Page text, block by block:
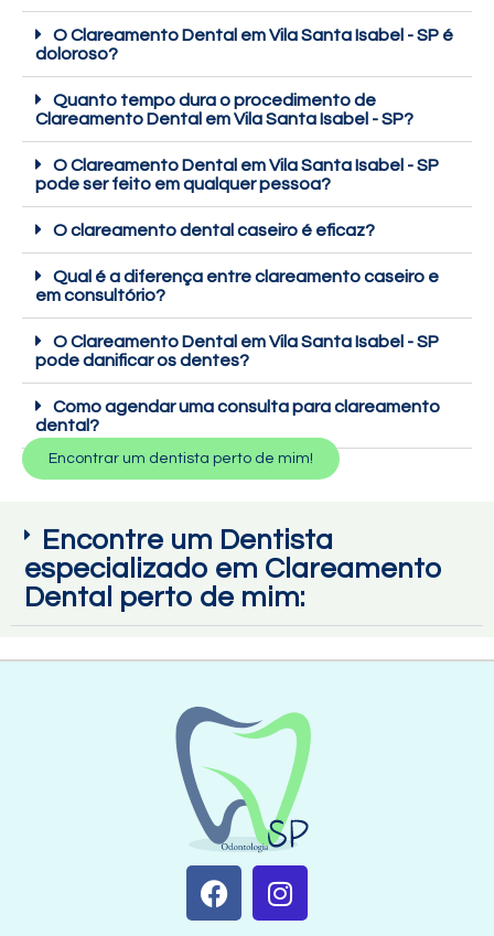
O Clareamento Dental em Vila Santa Isabel - SP é
doloroso?
Quanto tempo dura o procedimento de
Clareamento Dental em Vila Santa Isabel - SP?
O Clareamento Dental em Vila Santa Isabel - SP
pode ser feito em qualquer pessoa?
O clareamento dental caseiro é eficaz?
Qual é a diferença entre clareamento caseiro e
em consultório?
O Clareamento Dental em Vila Santa Isabel - SP
pode danificar os dentes?
Como agendar uma consulta para clareamento
dental?
Encontrar um dentista perto de mim!
Encontre um Dentista
especializado em Clareamento
Dental perto de mim: